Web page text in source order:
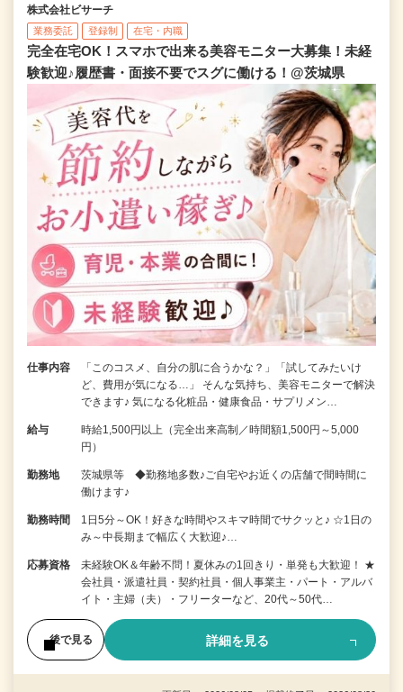
株式会社ビサーチ
業務委託 登録制 在宅・内職
完全在宅OK！スマホで出来る美容モニター大募集！未経
験歓迎♪履歴書・面接不要でスグに働ける！@茨城県
仕事内容
「このコスメ、自分の肌に合うかな？」「試してみたいけ
ど、費用が気になる…」 そんな気持ち、美容モニターで解決
できます♪ 気になる化粧品・健康食品・サプリメン…
給与
時給1,500円以上（完全出来高制／時間額1,500円～5,000
円）
勤務地
茨城県等 ◆勤務地多数♪ご自宅やお近くの店舗で間時間に
働けます♪
勤務時間
1日5分～OK！好きな時間やスキマ時間でサクッと♪ ☆1日の
み～中長期まで幅広く大歓迎♪…
応募資格
未経験OK＆年齢不問！夏休みの1回きり・単発も大歓迎！ ★
会社員・派遣社員・契約社員・個人事業主・パート・アルバ
イト・主婦（夫）・フリーターなど、20代～50代…
後で見る 詳細を見る